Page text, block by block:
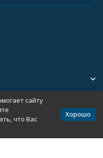
сайту
что Вас
Хорошо